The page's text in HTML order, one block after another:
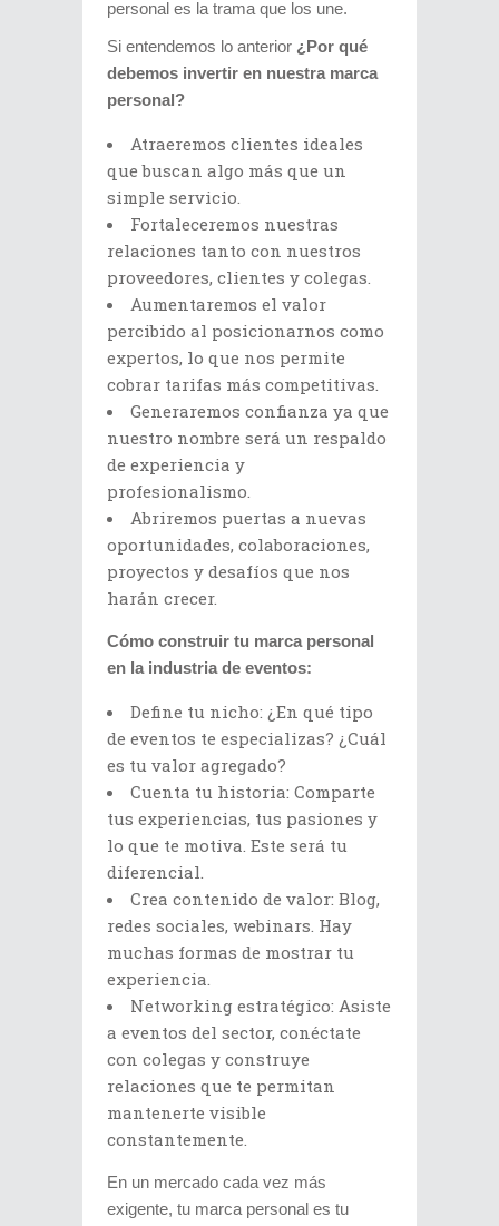
personal es la trama que los une.
Si entendemos lo anterior ¿Por qué
debemos invertir en nuestra marca
personal?
Atraeremos clientes ideales
que buscan algo más que un
simple servicio.
Fortaleceremos nuestras
relaciones tanto con nuestros
proveedores, clientes y colegas.
Aumentaremos el valor
percibido al posicionarnos como
expertos, lo que nos permite
cobrar tarifas más competitivas.
Generaremos confianza ya que
nuestro nombre será un respaldo
de experiencia y
profesionalismo.
Abriremos puertas a nuevas
oportunidades, colaboraciones,
proyectos y desafíos que nos
harán crecer.
Cómo construir tu marca personal
en la industria de eventos:
Define tu nicho: ¿En qué tipo
de eventos te especializas? ¿Cuál
es tu valor agregado?
Cuenta tu historia: Comparte
tus experiencias, tus pasiones y
lo que te motiva. Este será tu
diferencial.
Crea contenido de valor: Blog,
redes sociales, webinars. Hay
muchas formas de mostrar tu
experiencia.
Networking estratégico: Asiste
a eventos del sector, conéctate
con colegas y construye
relaciones que te permitan
mantenerte visible
constantemente.
En un mercado cada vez más
exigente, tu marca personal es tu